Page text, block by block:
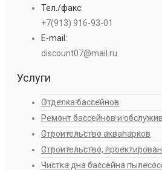
Тел./факс:
+7(913) 916-93-01
E-mail:
discount07@mail.ru
Услуги
Отделка бассейнов
Ремонт бассейнов и
Строительство аквапарков
Строительство,
Чистка дна бассейна